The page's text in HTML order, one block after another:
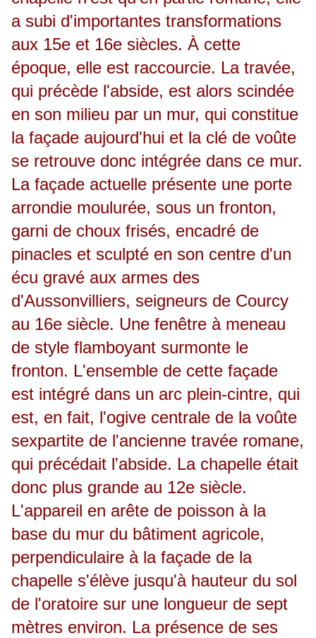
a subi d'importantes transformations
aux 15e et 16e siècles. À cette
époque, elle est raccourcie. La travée,
qui précède l'abside, est alors scindée
en son milieu par un mur, qui constitue
la façade aujourd'hui et la clé de voûte
se retrouve donc intégrée dans ce mur.
La façade actuelle présente une porte
arrondie moulurée, sous un fronton,
garni de choux frisés, encadré de
pinacles et sculpté en son centre d'un
écu gravé aux armes des
d'Aussonvilliers, seigneurs de Courcy
au 16e siècle. Une fenêtre à meneau
de style flamboyant surmonte le
fronton. L'ensemble de cette façade
est intégré dans un arc plein-cintre, qui
est, en fait, l'ogive centrale de la voûte
sexpartite de l'ancienne travée romane,
qui précédait l'abside. La chapelle était
donc plus grande au 12e siècle.
L'appareil en arête de poisson à la
base du mur du bâtiment agricole,
perpendiculaire à la façade de la
chapelle s'élève jusqu'à hauteur du sol
de l'oratoire sur une longueur de sept
mètres environ. La présence de ses